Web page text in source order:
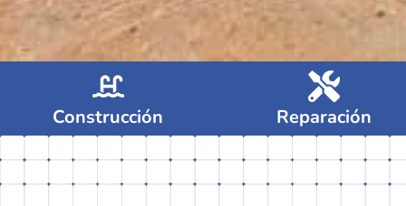
Construcción Reparación